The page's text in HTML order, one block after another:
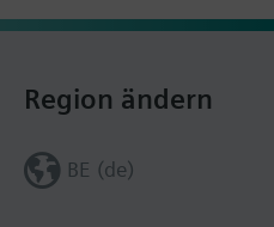
Region ändern
BE (de)